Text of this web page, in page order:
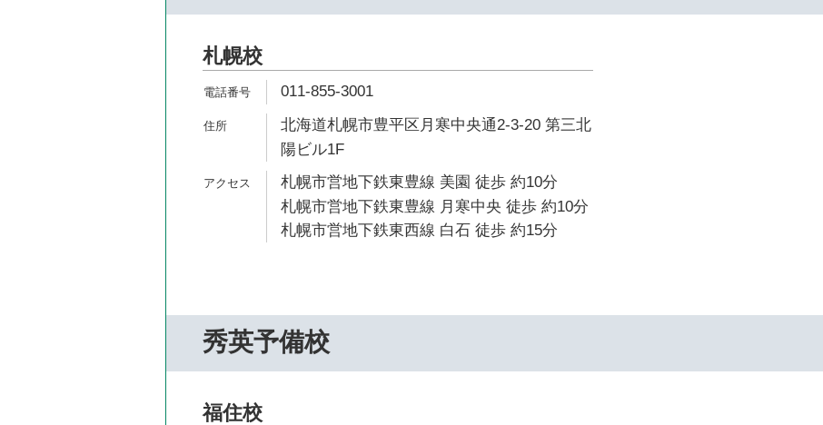
札幌校
011-855-3001
北海道札幌市豊平区月寒中央通2-3-20 第三北
陽ビル1F
札幌市営地下鉄東豊線 美園 徒歩 約10分
札幌市営地下鉄東豊線 月寒中央 徒歩 約10分
札幌市営地下鉄東西線 白石 徒歩 約15分
秀英予備校
福住校